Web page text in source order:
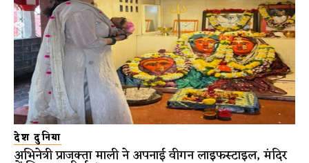
देश दुनिया
अभिनेत्री प्राजक्ता माली ने अपनाई वीगन लाइफस्टाइल, मंदिर